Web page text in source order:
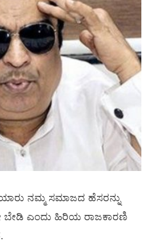
ನಮ್ಮ ಸಮಾಜದ ಹೆಸರನ್ನು
ಎಂದು ಹಿರಿಯ ರಾಜಕಾರಣಿ